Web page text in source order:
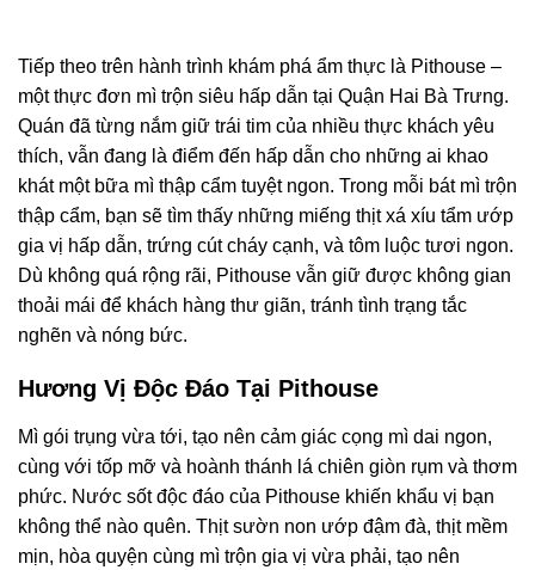
Tiếp theo trên hành trình khám phá ẩm thực là Pithouse –
một thực đơn mì trộn siêu hấp dẫn tại Quận Hai Bà Trưng.
Quán đã từng nắm giữ trái tim của nhiều thực khách yêu
thích, vẫn đang là điểm đến hấp dẫn cho những ai khao
khát một bữa mì thập cẩm tuyệt ngon. Trong mỗi bát mì trộn
thập cẩm, bạn sẽ tìm thấy những miếng thịt xá xíu tẩm ướp
gia vị hấp dẫn, trứng cút cháy cạnh, và tôm luộc tươi ngon.
Dù không quá rộng rãi, Pithouse vẫn giữ được không gian
thoải mái để khách hàng thư giãn, tránh tình trạng tắc
nghẽn và nóng bức.
Hương Vị Độc Đáo Tại Pithouse
Mì gói trụng vừa tới, tạo nên cảm giác cọng mì dai ngon,
cùng với tốp mỡ và hoành thánh lá chiên giòn rụm và thơm
phức. Nước sốt độc đáo của Pithouse khiến khẩu vị bạn
không thể nào quên. Thịt sườn non ướp đậm đà, thịt mềm
mịn, hòa quyện cùng mì trộn gia vị vừa phải, tạo nên